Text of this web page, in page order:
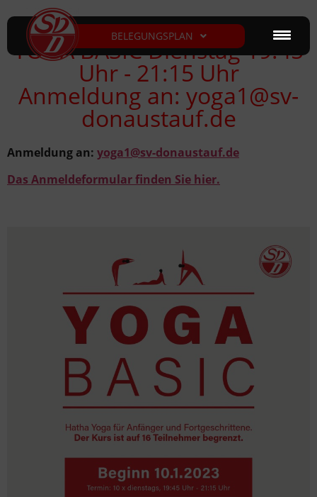
BELEGUNGSPLAN
YOGA BASIC Dienstag 19:45
Uhr - 21:15 Uhr
Anmeldung an: yoga1@sv-
donaustauf.de
Anmeldung an: yoga1@sv-donaustauf.de
Das Anmeldeformular finden Sie hier.